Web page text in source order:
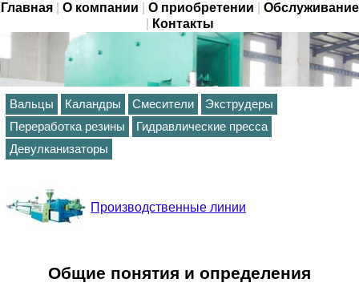
Главная| О компании О приобретении
Обслуживание
Контакты
Вальцы Каландры Смесители
Экструдеры
Переработка резины
Гидравлические пресса
Девулканизаторы
Производственные линии
Общие понятия и определения